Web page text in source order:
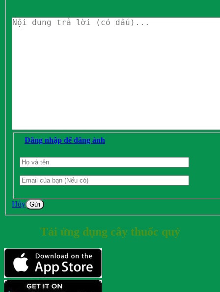
Đăng nhập để đăng ảnh
Hủy Gửi
Tải ứng dụng cây thuốc quý